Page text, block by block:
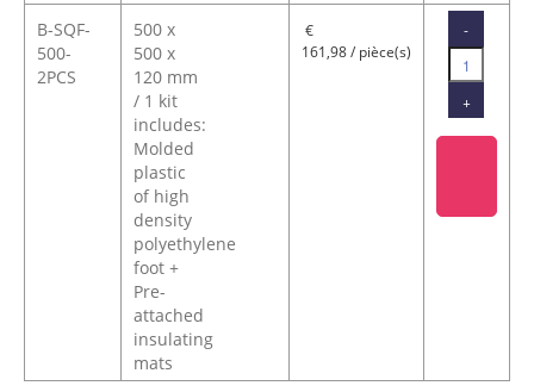
B-SQF-
500-
2PCS
500 x
500 x
120 mm
/ 1 kit
includes:
Molded
plastic
of high
density
polyethylene
foot +
Pre-
attached
insulating
mats
€
161,98 / pièce(s)
-
+